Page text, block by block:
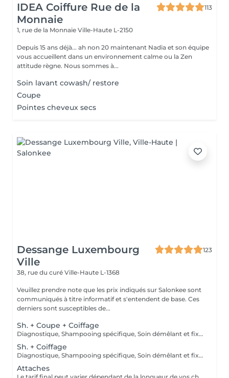
IDEA Coiffure Rue de la
Monnaie
113
1, rue de la Monnaie Ville-Haute L-2150
Depuis 15 ans déjà... ah non 20 maintenant Nadia et son équipe
vous accueillent dans un environnement calme ou la Zen
attitude règne. Nous sommes à...
Soin lavant cowash/ restore
Coupe
Pointes cheveux secs
Dessange Luxembourg
Ville
123
38, rue du curé Ville-Haute L-1368
Veuillez prendre note que les prix indiqués sur Salonkee sont
communiqués à titre informatif et s'entendent de base. Ces
derniers sont susceptibles de...
Sh. + Coupe + Coiffage
Diagnostique, Shampooing spécifique, Soin démêlant et fixation inclus. Veuillez prendre note que les prix indiqués sur Salonkee sont communiqués à titre informatif et s'entendent de base. Ces derniers sont susceptibles de varier selon le diagnostic réalisé à votre arrivée au salon et l'expertise du professionnel à qui vous confiez votre beauté. Dans tous les cas, un devis précis vous sera proposé et toutes réalisations de prestations seront effectuées avec votre accord.
Sh. + Coiffage
Diagnostique, Shampooing spécifique, Soin démêlant et fixation inclus. Veuillez prendre note que les prix indiqués sur Salonkee sont communiqués à titre informatif et s'entendent de base. Ces derniers sont susceptibles de varier selon le diagnostic réalisé à votre arrivée au salon et l'expertise du professionnel à qui vous confiez votre beauté. Dans tous les cas, un devis précis vous sera proposé et toutes réalisations de prestations seront effectuées avec votre accord.
Attaches